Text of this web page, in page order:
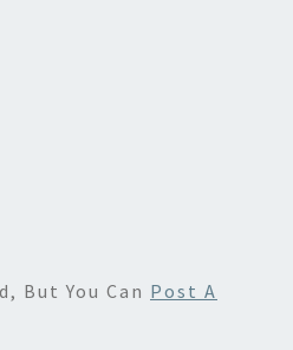
But You Can Post A